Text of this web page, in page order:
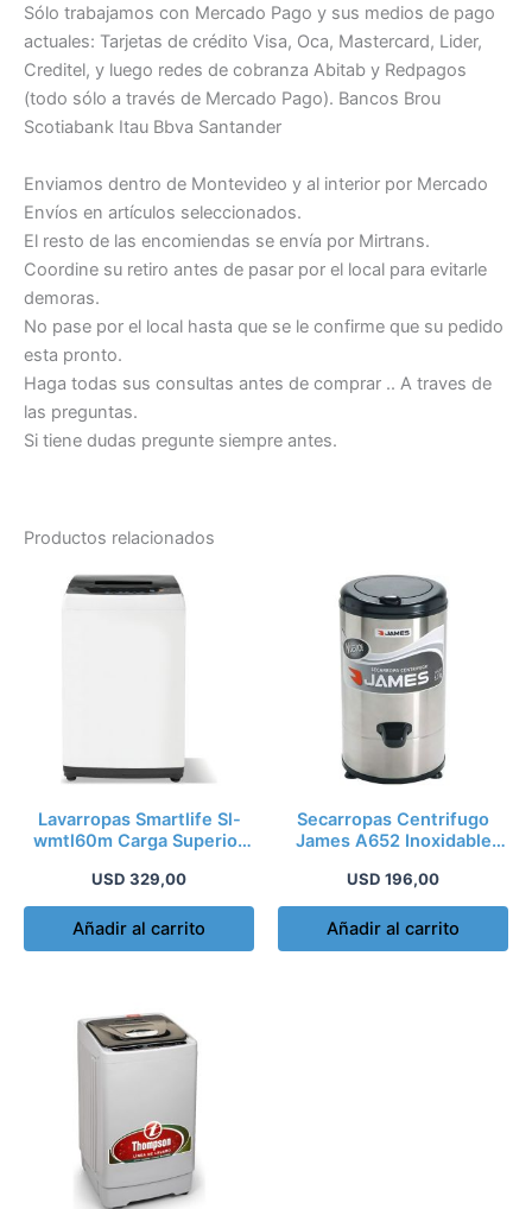
Sólo trabajamos con Mercado Pago y sus medios de pago
actuales: Tarjetas de crédito Visa, Oca, Mastercard, Lider,
Creditel, y luego redes de cobranza Abitab y Redpagos
(todo sólo a través de Mercado Pago). Bancos Brou
Scotiabank Itau Bbva Santander
Enviamos dentro de Montevideo y al interior por Mercado
Envíos en artículos seleccionados.
El resto de las encomiendas se envía por Mirtrans.
Coordine su retiro antes de pasar por el local para evitarle
demoras.
No pase por el local hasta que se le confirme que su pedido
esta pronto.
Haga todas sus consultas antes de comprar .. A traves de
las preguntas.
Si tiene dudas pregunte siempre antes.
Productos relacionados
Lavarropas Smartlife Sl-
wmtl60m Carga Superior
USD 329,00
Añadir al carrito
Secarropas Centrifugo
James A652 Inoxidable
USD 196,00
Añadir al carrito